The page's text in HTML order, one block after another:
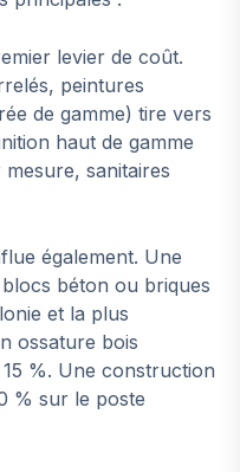
levier de coût.
peintures
de gamme) tire vers
haut de gamme
sanitaires
également. Une
béton ou briques
et la plus
ossature bois
%. Une construction
% sur le poste